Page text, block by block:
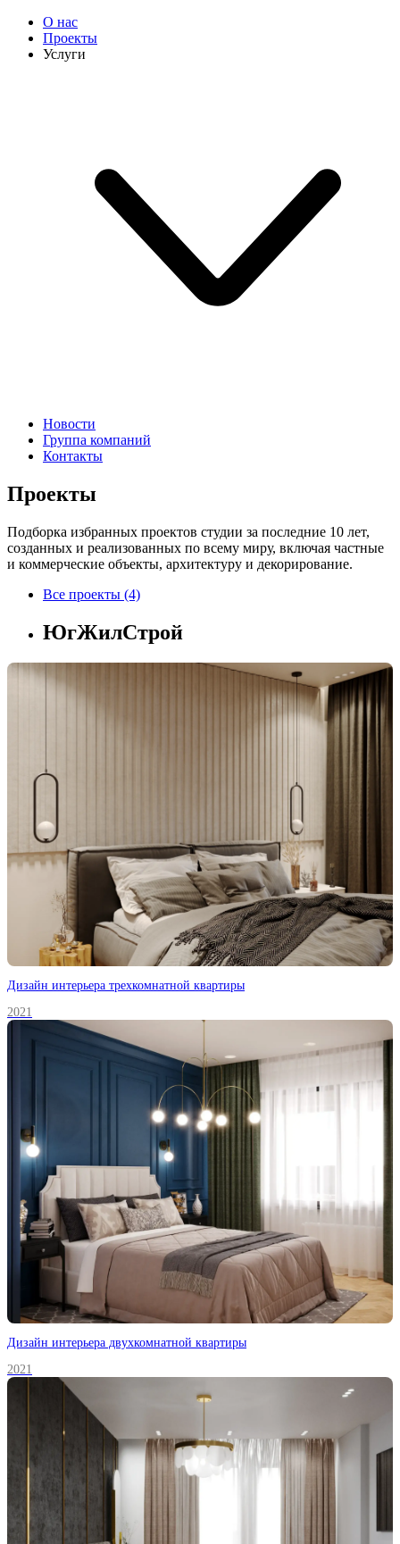
О нас
Проекты
Услуги
Новости
Группа компаний
Контакты
Проекты
Подборка избранных проектов студии за последние 10 лет,
созданных и реализованных по всему миру, включая частные
и коммерческие объекты, архитектуру и декорирование.
Все проекты (4)
ЮгЖилСтрой
Дизайн интерьера трехкомнатной квартиры
2021
Дизайн интерьера двухкомнатной квартиры
2021